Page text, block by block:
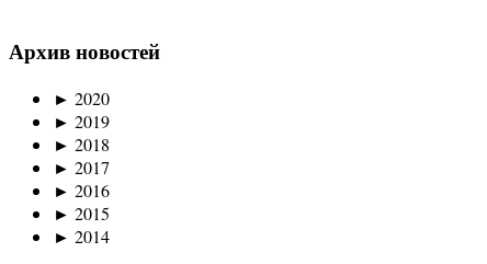
Архив новостей
► 2020
► 2019
► 2018
► 2017
► 2016
► 2015
► 2014